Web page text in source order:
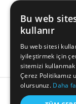
Bu web
kullanır
Bu web sitesi
iyileştirmek için
sitemizi
Çerez Politikamız
olursunuz. Daha